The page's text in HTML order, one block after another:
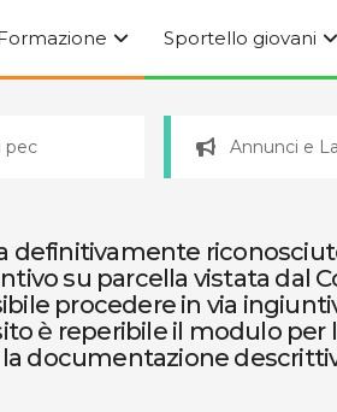
Sportello giovani
pec Annunci e
definitivamente
su parcella vistata dal
procedere in via
è reperibile il modulo per
documentazione